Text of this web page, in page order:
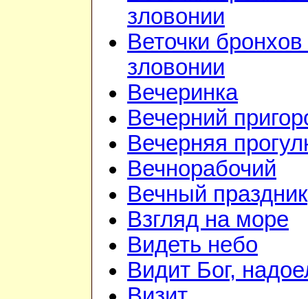
зловонии
Веточки
зловонии
Вечеринка
Вечерний
Вечерняя
Вечнорабочий
Вечный праздник
Взгляд на море
Видеть небо
Видит Бог,